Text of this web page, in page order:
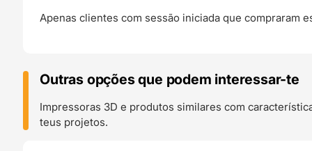
Apenas clientes com sessão iniciada que compraram
Outras opções que podem interessar-te
Impressoras 3D e produtos similares com
teus projetos.